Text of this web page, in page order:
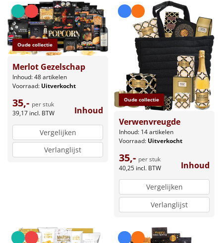
Oude collectie
Merlot Gezelschap
Inhoud: 48 artikelen
Voorraad: Uitverkocht
35,- per stuk
39,17 incl. BTW Inhoud
Vergelijken
Verlanglijst
Oude collectie
Verwenvreugde
Inhoud: 14 artikelen
Voorraad: Uitverkocht
35,- per stuk
40,25 incl. BTW Inhoud
Vergelijken
Verlanglijst